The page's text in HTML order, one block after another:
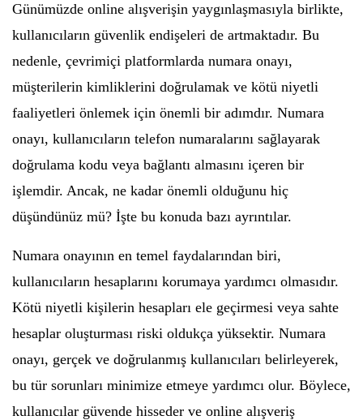
Günümüzde online alışverişin yaygınlaşmasıyla birlikte,
kullanıcıların güvenlik endişeleri de artmaktadır. Bu
nedenle, çevrimiçi platformlarda numara onayı,
müşterilerin kimliklerini doğrulamak ve kötü niyetli
faaliyetleri önlemek için önemli bir adımdır. Numara
onayı, kullanıcıların telefon numaralarını sağlayarak
doğrulama kodu veya bağlantı almasını içeren bir
işlemdir. Ancak, ne kadar önemli olduğunu hiç
düşündünüz mü? İşte bu konuda bazı ayrıntılar.
Numara onayının en temel faydalarından biri,
kullanıcıların hesaplarını korumaya yardımcı olmasıdır.
Kötü niyetli kişilerin hesapları ele geçirmesi veya sahte
hesaplar oluşturması riski oldukça yüksektir. Numara
onayı, gerçek ve doğrulanmış kullanıcıları belirleyerek,
bu tür sorunları minimize etmeye yardımcı olur. Böylece,
kullanıcılar güvende hisseder ve online alışveriş